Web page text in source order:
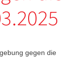
gegen die